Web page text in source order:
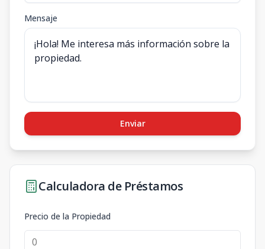
Mensaje
Enviar
Calculadora de Préstamos
Precio de la Propiedad